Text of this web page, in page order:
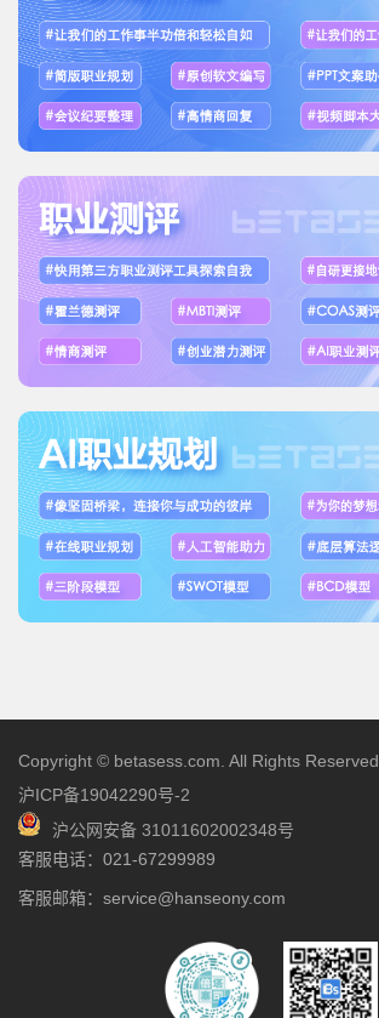
Copyright © betasess.com. All Rights Reserved
沪ICP备19042290号-2
沪公网安备 31011602002348号
客服电话：021-67299989
客服邮箱：service@hanseony.com